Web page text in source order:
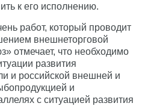
к его исполнению.
работ, который проводит
внешнеторговой
отмечает, что необходимо
развития
и российской внешней и
и
с ситуацией развития